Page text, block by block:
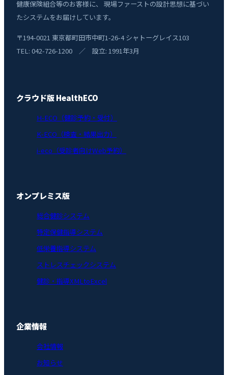
健康保険組合等のお客様に、 現場ファーストの設計思想に基づい
たシステムをお届けしています。
〒194-0021 東京都町田市中町1-26-4 シャトーグレイス103
TEL: 042-726-1200 ／ 設立: 1991年3月
クラウド版 HealthECO
H-ECO（健診予約・受付）
K-ECO（検査・結果出力）
i-eco（受診者向けWeb予約）
オンプレミス版
総合健診システム
特定保健指導システム
低栄養指導システム
ストレスチェックシステム
健診・指導XMLtoExcel
企業情報
会社情報
お知らせ